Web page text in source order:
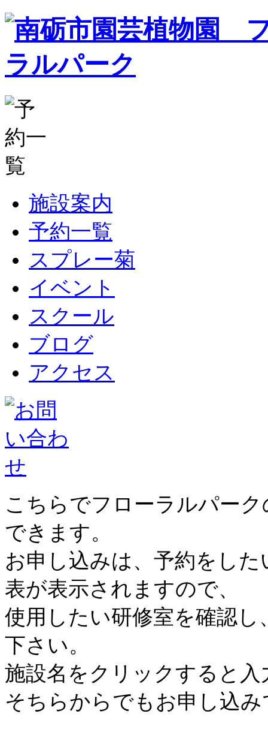
施設案内
予約一覧
スプレー菊
イベント
スクール
ブログ
アクセス
こちらでフローラルパー
できます。
お申し込みは、予約をし
表が表示されますので、
使用したい研修室を確認
下さい。
施設名をクリックすると
そちらからでもお申し込